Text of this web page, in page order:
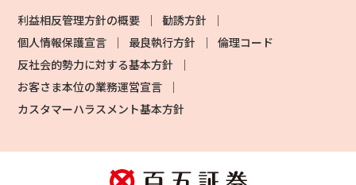
利益相反管理方針の概要
勧誘方針
個人情報保護宣言
最良執行方針
倫理コード
反社会的勢力に対する基本方針
お客さま本位の業務運営宣言
カスタマーハラスメント基本方針